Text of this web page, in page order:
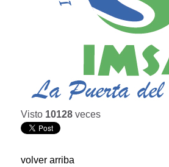
Visto 10128 veces
volver arriba